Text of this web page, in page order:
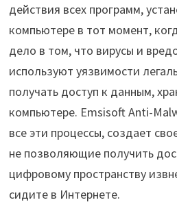
действия всех программ,
компьютере в тот момент,
дело в том, что вирусы и
используют уязвимости
получать доступ к данным,
компьютере. Emsisoft Anti-
все эти процессы, создает
не позволяющие получить
цифровому пространству
сидите в Интернете.